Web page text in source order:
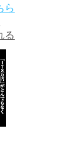
ら
る